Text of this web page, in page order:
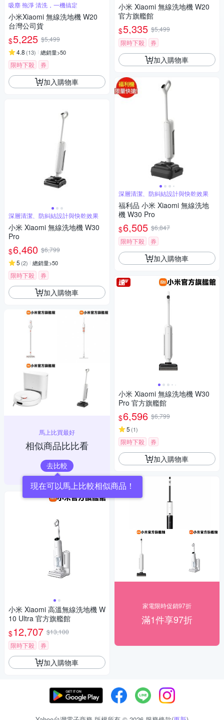
吸塵 拖淨 清洗，一機搞定
小米Xiaomi 無線洗地機 W20
台灣公司貨
$5,225 $5,499
4.8 (13) 總銷量>50
限時下殺 券
加入購物車
深層清潔、防糾結設計與快乾效果
小米 Xiaomi 無線洗地機 W30
Pro
$6,460 $6,799
5 (2) 總銷量>50
限時下殺 券
加入購物車
馬上比買最好
相似商品比比看
去比較
現在可以馬上比較相似商品！
小米 Xiaomi 高溫無線洗地機 W
10 Ultra 官方旗艦館
$12,707 $13,100
限時下殺
券
加入購物車
小米 Xiaomi 無線洗地機 W20
官方旗艦館
$5,335 $5,499
限時下殺
券
加入購物車
深層清潔、防糾結設計與快乾效果
福利品 小米 Xiaomi 無線洗地
機 W30 Pro
$6,505 $6,847
限時下殺
券
加入購物車
小米 Xiaomi 無線洗地機 W30
Pro 官方旗艦館
$6,596 $6,799
5 (1)
限時下殺 券
加入購物車
家電限時促銷97折
滿1件享97折